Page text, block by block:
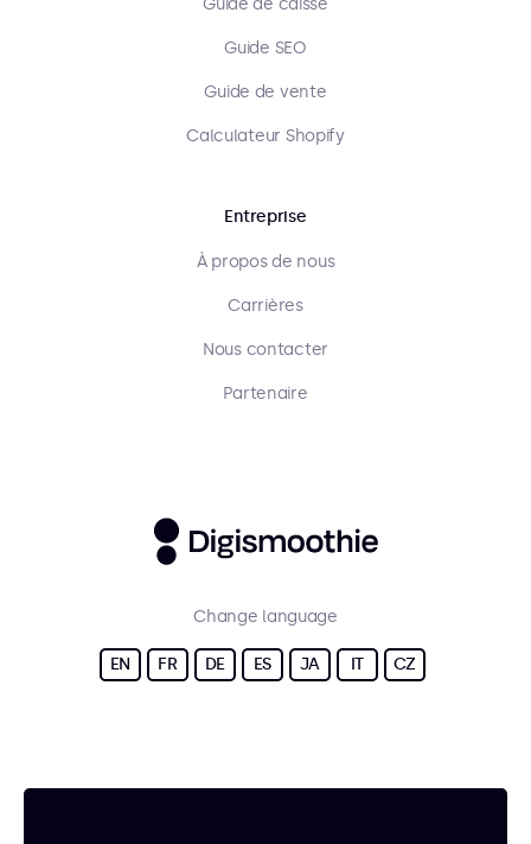
Guide SEO
Guide de vente
Calculateur Shopify
Entreprise
À propos de nous
Carrières
Nous contacter
Partenaire
Change language
EN FR DE ES JA IT CZ